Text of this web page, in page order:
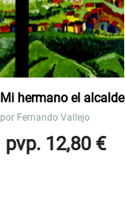
Mi hermano el alcalde
por Fernando Vallejo
pvp. 12,80 €